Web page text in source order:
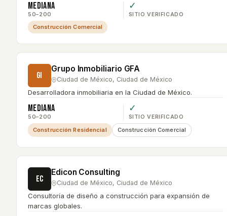
Mediana
50–200
✓
SITIO VERIFICADO
Construcción Comercial
GI
Grupo Inmobiliario GFA
Ciudad de México, Ciudad de México
Desarrolladora inmobiliaria en la Ciudad de México.
Mediana
50–200
✓
SITIO VERIFICADO
Construcción Residencial Construcción Comercial
EC
Edicon Consulting
Ciudad de México, Ciudad de México
Consultoría de diseño a construcción para expansión de
marcas globales.